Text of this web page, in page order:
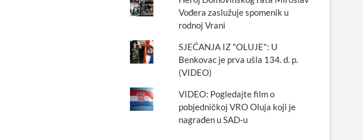
Vođera zaslužuje spomenik u
rodnoj Vrani
SJEĆANJA IZ "OLUJE": U
Benkovac je prva ušla 134. d. p.
(VIDEO)
VIDEO: Pogledajte film o
pobjedničkoj VRO Oluja koji je
nagrađen u SAD-u